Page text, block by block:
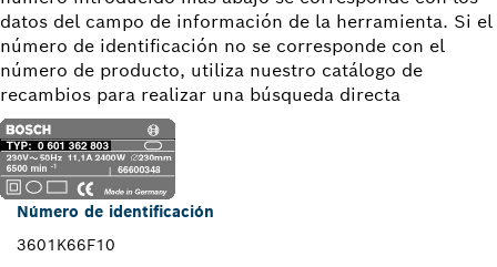
datos del campo de información de la herramienta. Si el
número de identificación no se corresponde con el
número de producto, utiliza nuestro catálogo de
recambios para realizar una búsqueda directa
Número de identificación
3601K66F10